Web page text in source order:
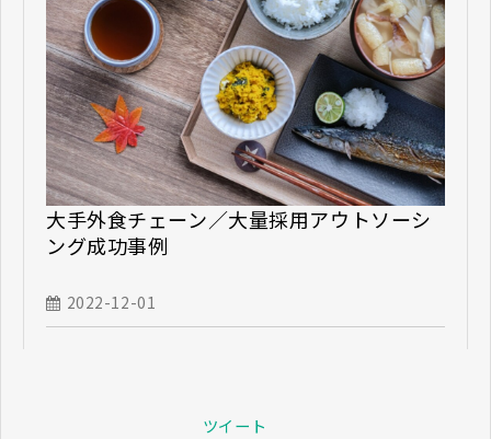
大手外食チェーン／大量採用アウトソーシ
ング成功事例
2022-12-01
ツイート